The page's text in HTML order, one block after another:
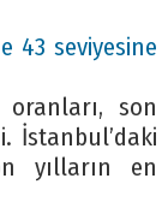
43 seviyesine
son
İstanbul’daki
yılların en